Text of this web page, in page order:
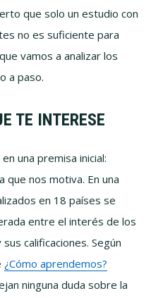
que solo un estudio con
no es suficiente para
vamos a analizar los
a paso.
TE INTERESE
una premisa inicial:
nos motiva. En una
en 18 países se
entre el interés de los
calificaciones. Según
¿Cómo aprendemos?
ninguna duda sobre la